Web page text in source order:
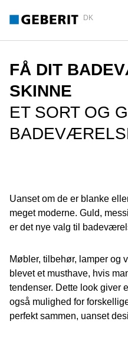
DK
FÅ DIT
SKINNE
ET SORT OG
Uanset om de er blanke
meget moderne. Guld,
er det nye valg til
Møbler, tilbehør, lamper og
blevet et musthave, hvis
tendenser. Dette look giver
også mulighed for
perfekt sammen, uanset